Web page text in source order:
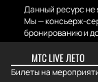
Данный ресурс
Мы — консьерж-
бронированию и
МТС LIVE ЛЕТО
Билеты на